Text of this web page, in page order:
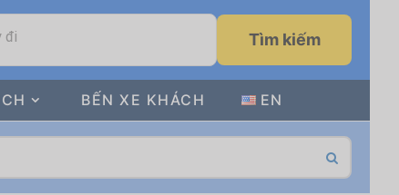
đi Tìm kiếm
BẾN XE KHÁCH EN